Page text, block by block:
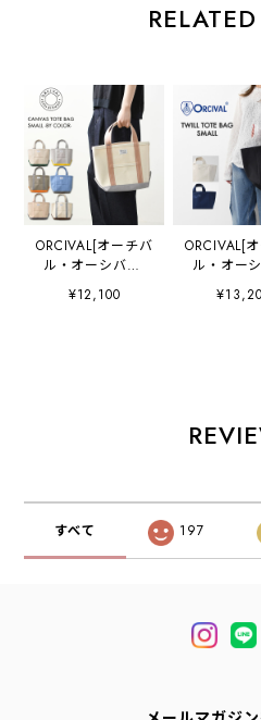
ORCIVAL[オーチバ
ル・オーシバル]
CANVAS TOTE
BAG SMALL-BY
LADY'S [2026SS]
¥12,100
ORCIVAL[
ル・オー
TWILL
SMALL
ート ・エ
グ・ショッ
すべて 197